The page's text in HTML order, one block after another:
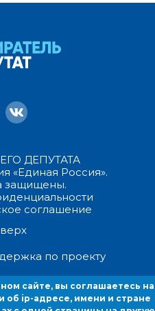
ДЕПУТАТА
«Единая Россия».
защищены.
соглашение
по проекту
сайте, вы соглашаетесь на
адресе, имени и стране домена
сайте, вы соглашаетесь на
ip-адресе, имени и стране